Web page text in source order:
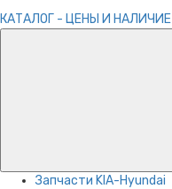
КАТАЛОГ - ЦЕНЫ И НАЛИЧИЕ
Запчасти KIA-Hyundai